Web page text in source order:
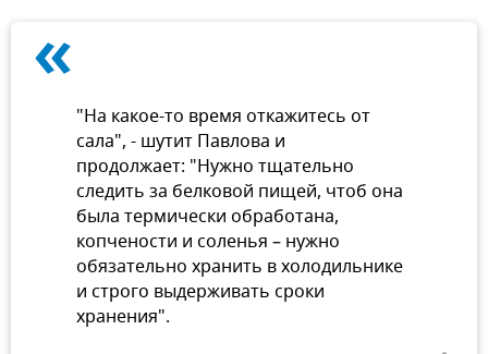
« "На какое-то время откажитесь от
сала", - шутит Павлова и
продолжает: "Нужно тщательно
следить за белковой пищей, чтоб она
была термически обработана,
копчености и соленья – нужно
обязательно хранить в холодильнике
и строго выдерживать сроки
хранения".